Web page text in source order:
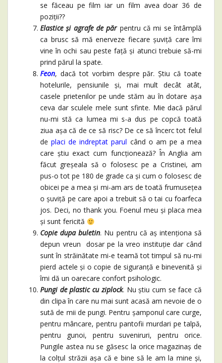
se făceau pe film iar un film avea doar 36 de
poziții??
Elastice și agrafe de părpentru că mi se întâmplă
ca brusc să mă enerveze fiecare șuviță care îmi
vine în ochi sau peste față și atunci trebuie să-mi
prind părul la spate.
Feon, dacă tot vorbim despre păr. Știu că toate
hotelurile, pensiunile și, mai mult decât atât,
casele prietenilor pe unde stăm au în dotare așa
ceva dar sculele mele sunt sfinte. Mie dacă părul
nu-mi stă ca lumea mi s-a dus pe copcă toată
ziua așa că de ce să risc? De ce să încerc tot felul
deplaci de indreptat parul când o am pe a mea
care știu exact cum funcționează? În Anglia am
făcut greșeala să o folosesc pe a Cristinei, am
pus-o tot pe 180 de grade ca și cum o folosesc de
obicei pe a mea și mi-am ars de toată frumusețea
o șuviță pe care apoi a trebuit să o tai cu foarfeca
jos. Deci, no thank you. Foenul meu și placa mea
și sunt fericită
Copie dupa buletin. Nu pentru că aș intenționa să
depun vreun dosar pe la vreo instituție dar când
sunt în străinătate mi-e teamă tot timpul să nu-mi
pierd actele și o copie de siguranță e binevenită și
îmi dă un oarecare confort psihologic.
Pungi de plastic cu ziplock. Nu știu cum se face că
din clipa în care nu mai sunt acasă am nevoie de o
sută de mii de pungi. Pentru șamponul care curge,
pentru mâncare, pentru pantofii murdari pe talpă,
pentru gunoi, pentru suveniruri, pentru orice.
Pungile astea nu se găsesc la orice magazinaș de
la colțul străzii așa că e bine să le am la mine și,